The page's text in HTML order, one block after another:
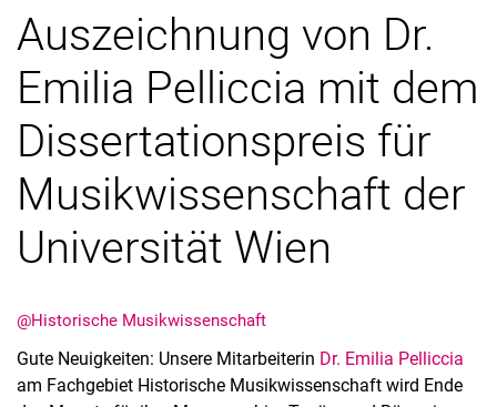
Auszeichnung von Dr.
Emilia Pelliccia mit dem
Dissertationspreis für
Musikwissenschaft der
Universität Wien
@Historische Musikwissenschaft
Gute Neuigkeiten: Unsere Mitarbeiterin Dr. Emilia Pelliccia
am Fachgebiet Historische Musikwissenschaft wird Ende